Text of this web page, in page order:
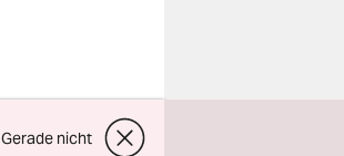
Gerade nicht